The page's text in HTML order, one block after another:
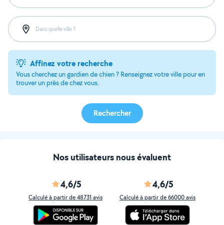
Dans quelle ville ?
Affinez votre recherche
Vous cherchez un gardien de chien ? Renseignez votre ville pour en
trouver un près de chez vous.
Rechercher
Nos utilisateurs nous évaluent
4,6/5
Calculé à partir de 48731 avis
4,6/5
Calculé à partir de 66000 avis